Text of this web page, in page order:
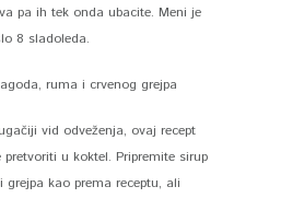
pa ih tek onda ubacite. Meni je
8 sladoleda.
vid odveženja, ovaj recept
u koktel. Pripremite sirup
kao prema receptu, ali